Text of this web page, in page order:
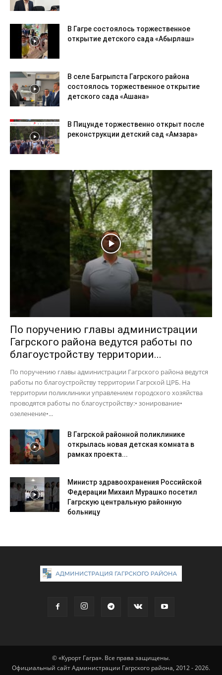
В Гагре состоялось торжественное
открытие детского сада «Абырлаш»
В селе Багрыпста Гагрского района
состоялось торжественное открытие
детского сада «Ашана»
В Пицунде торжественно открыт после
реконструкции детский сад «Амзара»
По поручению главы администрации
Гагрского района ведутся работы по
благоустройству территории...
По поручению главы администрации Гагрского района ведутся
работы по благоустройству территории Гагрской ЦРБ. На
территории поликлиники управлением городского хозяйства
проводятся работы по благоустройству:• зонирование•
озеленение•...
В Гагрской районной поликлинике
открылась новая детская комната в
рамках проекта...
Министр здравоохранения Российской
Федерации Михаил Мурашко посетил
Гагрскую центральную районную
больницу
© «Курорт Гагра». Все права защищены.
Официальный сайт Администрации Гагрского района, 2012 - 2026.